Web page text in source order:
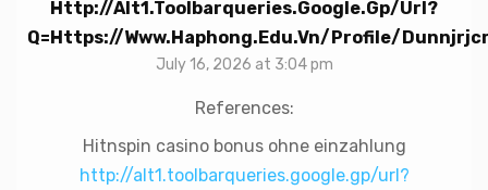
Http://alt1.toolbarqueries.google.gp/url?
Q=https://www.haphong.edu.vn/profile/
July 16, 2026 at 3:04 pm
References:
Hitnspin casino bonus ohne einzahlung
http://alt1.toolbarqueries.google.gp/url?